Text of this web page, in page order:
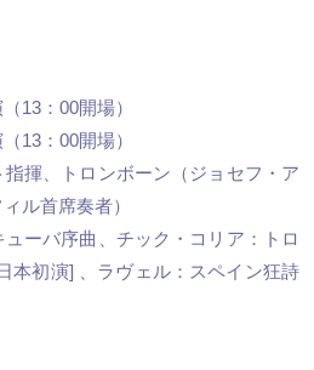
13：00開場）
：00開場）
揮、トロンボーン（ジョセフ・ア
ル首席奏者）
ーバ序曲、チック・コリア：トロ
本初演] 、ラヴェル：スペイン狂詩